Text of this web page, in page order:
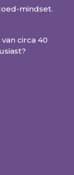
mindset.
circa 40